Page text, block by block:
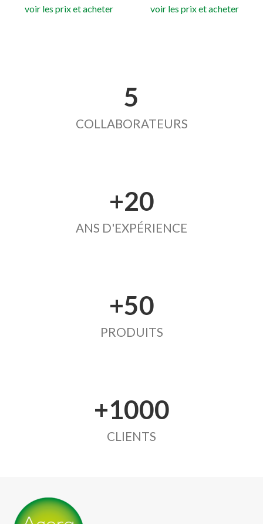
voir les prix et acheter
voir les prix et acheter
5
COLLABORATEURS
+20
ANS D'EXPÉRIENCE
+50
PRODUITS
+1000
CLIENTS